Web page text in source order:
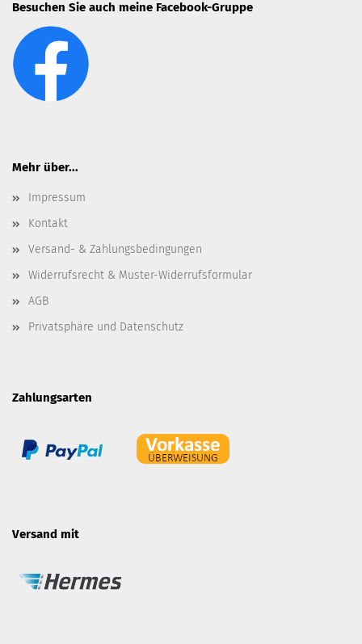
Besuchen Sie auch meine Facebook-Gruppe
Mehr über...
Impressum
Kontakt
Versand- & Zahlungsbedingungen
Widerrufsrecht & Muster-Widerrufsformular
AGB
Privatsphäre und Datenschutz
Zahlungsarten
Versand mit